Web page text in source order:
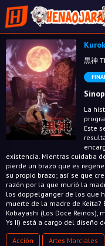
黒神
La
Éste
existencia. Mientras cuidaba
pierde un brazo que es
su propio brazo; así se que
razón por la que murió la
los doppelganger de los que
muerte de la madre de Keita?
Kobayashi (Los Doce
Ys II) está a cargo del diseño
Acción Artes Marciales